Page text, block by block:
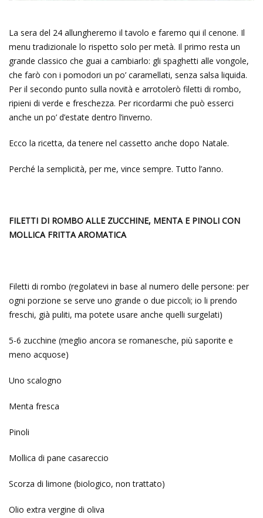
La sera del 24 allungheremo il tavolo e faremo qui il cenone. Il
menu tradizionale lo rispetto solo per metà. Il primo resta un
grande classico che guai a cambiarlo: gli spaghetti alle vongole,
che farò con i pomodori un po’ caramellati, senza salsa liquida.
Per il secondo punto sulla novità e arrotolerò filetti di rombo,
ripieni di verde e freschezza. Per ricordarmi che può esserci
anche un po’ d’estate dentro l’inverno.
Ecco la ricetta, da tenere nel cassetto anche dopo Natale.
Perché la semplicità, per me, vince sempre. Tutto l’anno.
FILETTI DI ROMBO ALLE ZUCCHINE, MENTA E PINOLI CON
MOLLICA FRITTA AROMATICA
Filetti di rombo (regolatevi in base al numero delle persone: per
ogni porzione se serve uno grande o due piccoli; io li prendo
freschi, già puliti, ma potete usare anche quelli surgelati)
5-6 zucchine (meglio ancora se romanesche, più saporite e
meno acquose)
Uno scalogno
Menta fresca
Pinoli
Mollica di pane casareccio
Scorza di limone (biologico, non trattato)
Olio extra vergine di oliva